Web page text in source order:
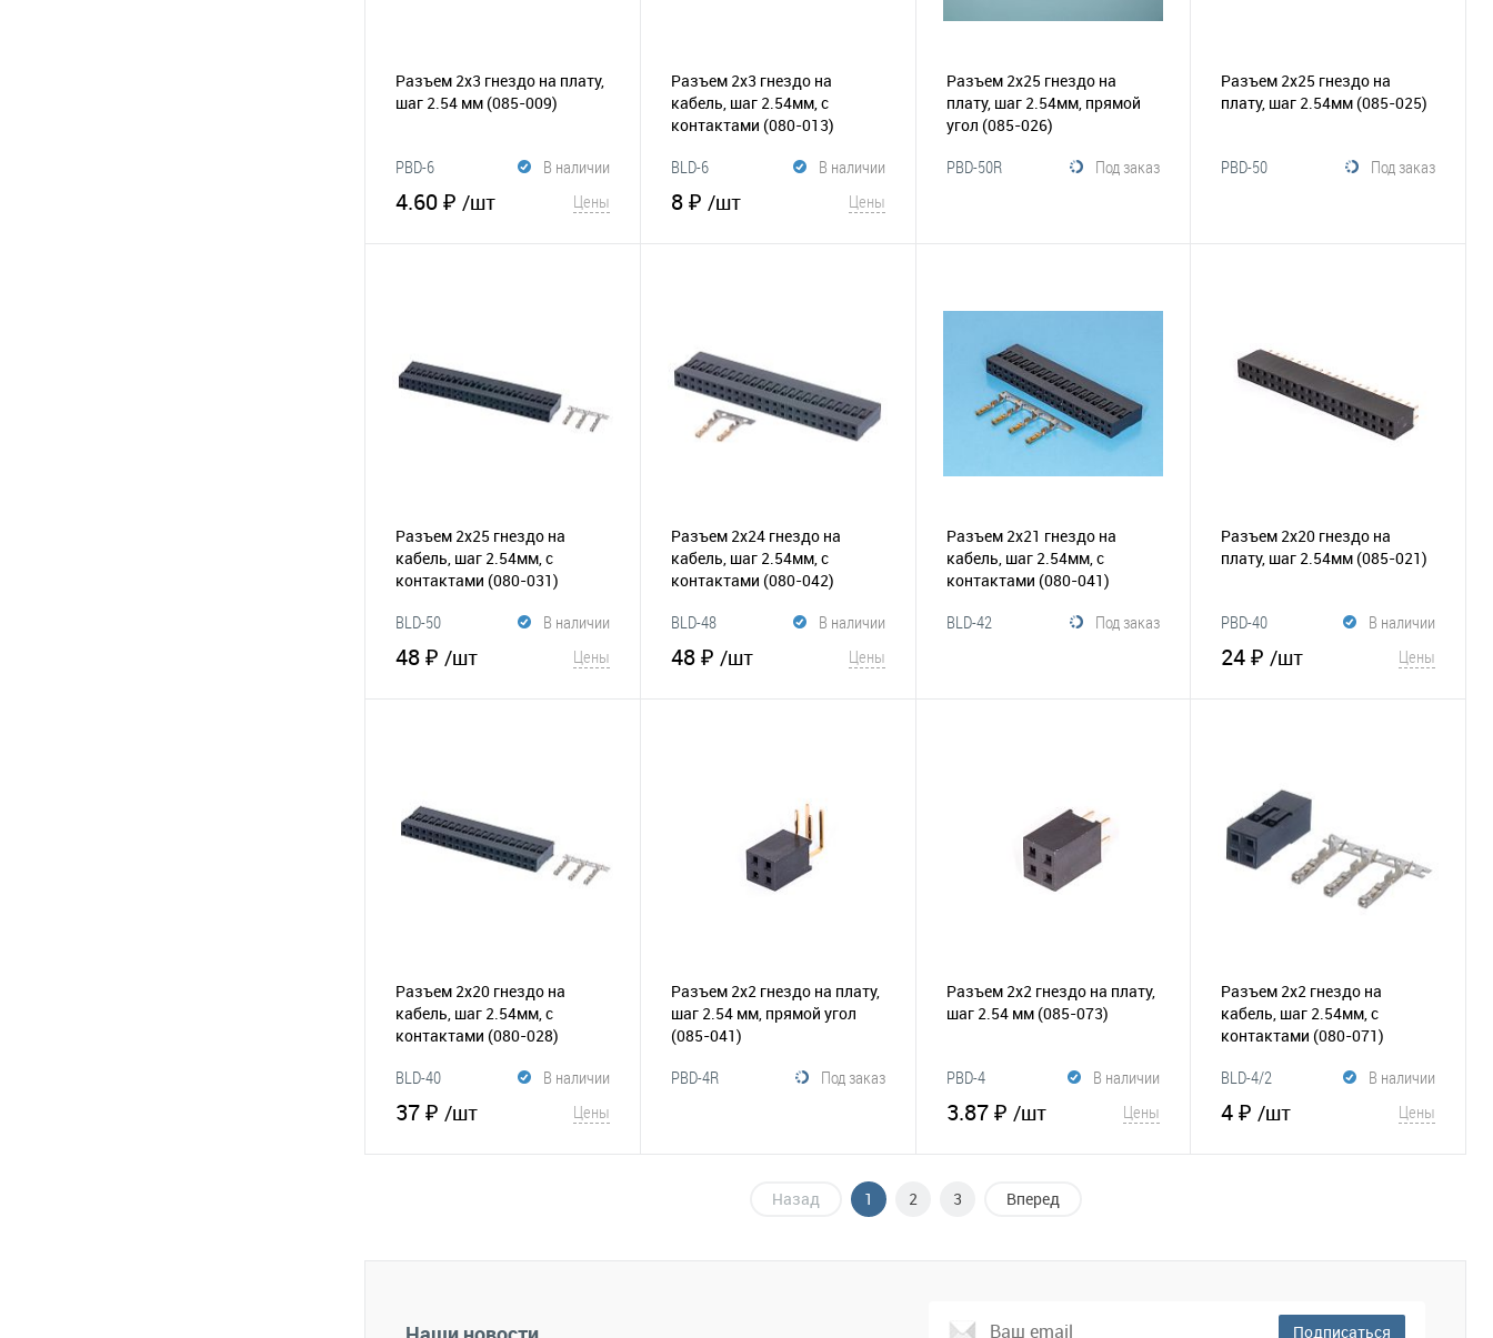
Разъем 2х3 гнездо на плату,
шаг 2.54 мм (085-009)
В наличии
PBD-6
4.60 ₽ /шт Цены
Разъем 2х3 гнездо на
кабель, шаг 2.54мм, с
контактами (080-013)
В наличии
BLD-6
8 ₽ /шт Цены
Разъем 2х25 гнездо на
плату, шаг 2.54мм, прямой
угол (085-026)
Под заказ
PBD-50R
Разъем 2х25 гнездо на
плату, шаг 2.54мм (085-025)
Под заказ
PBD-50
Разъем 2х25 гнездо на
кабель, шаг 2.54мм, с
контактами (080-031)
В наличии
BLD-50
48 ₽ /шт Цены
Разъем 2х24 гнездо на
кабель, шаг 2.54мм, с
контактами (080-042)
В наличии
BLD-48
48 ₽ /шт Цены
Разъем 2х21 гнездо на
кабель, шаг 2.54мм, с
контактами (080-041)
Под заказ
BLD-42
Разъем 2х20 гнездо на
плату, шаг 2.54мм (085-021)
В наличии
PBD-40
24 ₽/шт Цены
В избранное
Разъем 2х20 гнездо на
кабель, шаг 2.54мм, с
контактами (080-028)
В наличии
BLD-40
37 ₽ /шт Цены
Разъем 2х2 гнездо на плату,
шаг 2.54 мм, прямой угол
(085-041)
Под заказ
PBD-4R
Разъем 2х2 гнездо на плату,
шаг 2.54 мм (085-073)
В наличии
PBD-4
3.87 ₽ /шт Цены
Разъем 2х2 гнездо на
кабель, шаг 2.54мм, с
контактами (080-071)
В наличии
BLD-4/2
4 ₽/шт Цены
Назад 1 2 3 Вперед
Подписаться